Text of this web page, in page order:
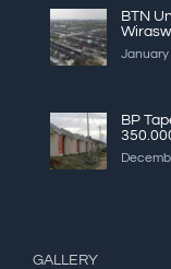
BTN
BP
GALLERY